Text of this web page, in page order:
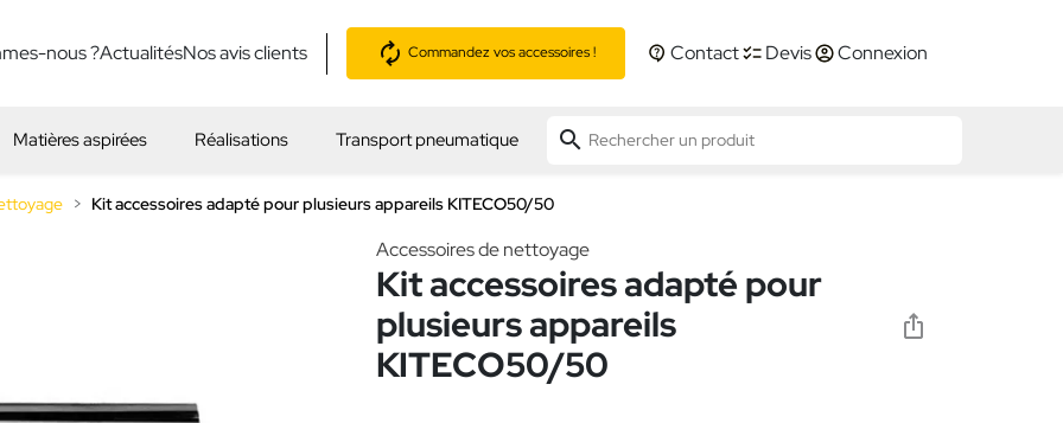
nous ?ActualitésNos avis clients Commandez vos accessoires ! Contact Devis Connexion
Matières aspirées Réalisations Transport pneumatique search
Kit accessoires adapté pour plusieurs appareils KITECO50/50
Accessoires de nettoyage
Kit accessoires adapté pour
plusieurs appareils
KITECO50/50